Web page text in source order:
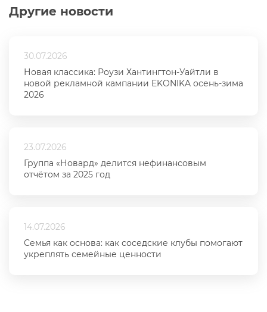
Другие новости
30.07.2026
Новая классика: Роузи Хантингтон-Уайтли в
новой рекламной кампании EKONIKA осень-зима
2026
23.07.2026
Группа «Новард» делится нефинансовым
отчётом за 2025 год
14.07.2026
Семья как основа: как соседские клубы помогают
укреплять семейные ценности